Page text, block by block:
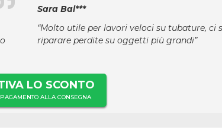
Sara Bal***
“Molto utile per lavori veloci su tubature, ci
riparare perdite su oggetti più grandi”
LO SCONTO
ALLA CONSEGNA